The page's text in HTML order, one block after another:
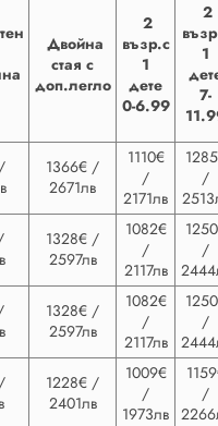
Двойна
стая с
доп.легло
2
възр.с
1
дете
0-6.99
2
1
7-
1366€ /
2671лв
1110€
/
2171лв
/
1328€ /
2597лв
1082€
/
2117лв
/
1328€ /
2597лв
1082€
/
2117лв
/
1228€ /
2401лв
1009€
/
1973лв
/